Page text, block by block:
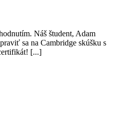
Náš študent, Adam
sa na Cambridge skúšku s
[...]